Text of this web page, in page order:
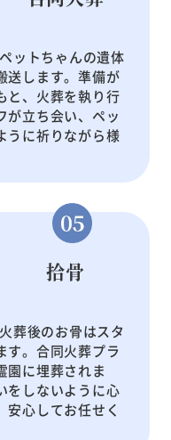
ペットちゃんの遺体
送します。準備が
と、火葬を執り行
が立ち会い、ペッ
うに祈りながら様
拾骨
火葬後のお骨はスタ
す。合同火葬プラ
園に埋葬されま
をしないように心
安心してお任せく